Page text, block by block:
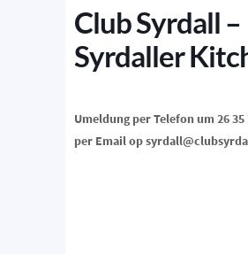
Club Syrdall –
Syrdaller
Umeldung per Telefon um 26 35
per Email op